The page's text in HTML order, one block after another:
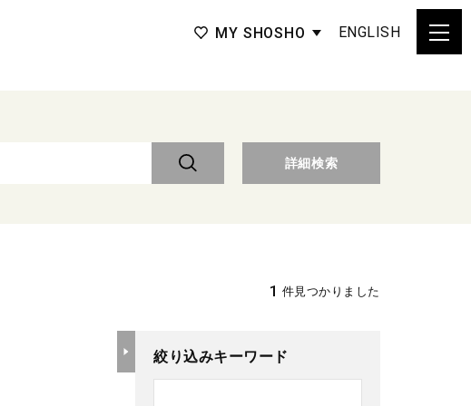
MY SHOSHO ENGLISH
詳細検索
1 件見つかりました
絞り込みキーワード